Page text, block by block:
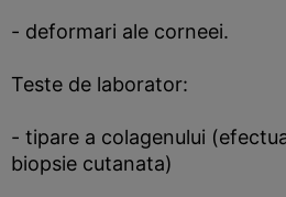
- deformari ale corneei.
Teste de laborator:
- tipare a colagenului
biopsie cutanata)